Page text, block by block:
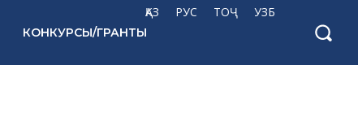
ҚАЗ РУС ТОҶ УЗБ
КОНКУРСЫ/ГРАНТЫ